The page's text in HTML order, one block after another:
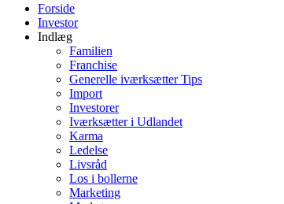
Forside
Investor
Indlæg
Familien
Franchise
Generelle iværksætter Tips
Import
Investorer
Iværksætter i Udlandet
Karma
Ledelse
Livsråd
Los i bollerne
Marketing